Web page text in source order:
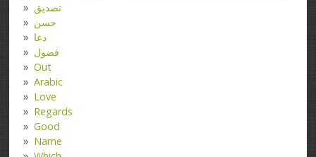
تصدیق
حسن
دعا
فضول
Out
Arabic
Love
Regards
Good
Name